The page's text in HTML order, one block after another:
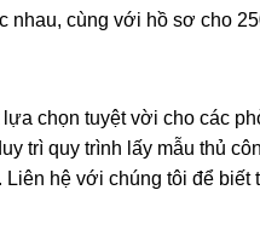
nhau, cùng với hồ sơ cho
chọn tuyệt vời cho các
trì quy trình lấy mẫu thủ
hệ với chúng tôi để biết